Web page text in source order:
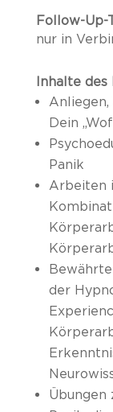
Follow-Up-
nur in
Inhalte des
Dein
Panik
Arbeiten
Bewährte
der
Übungen